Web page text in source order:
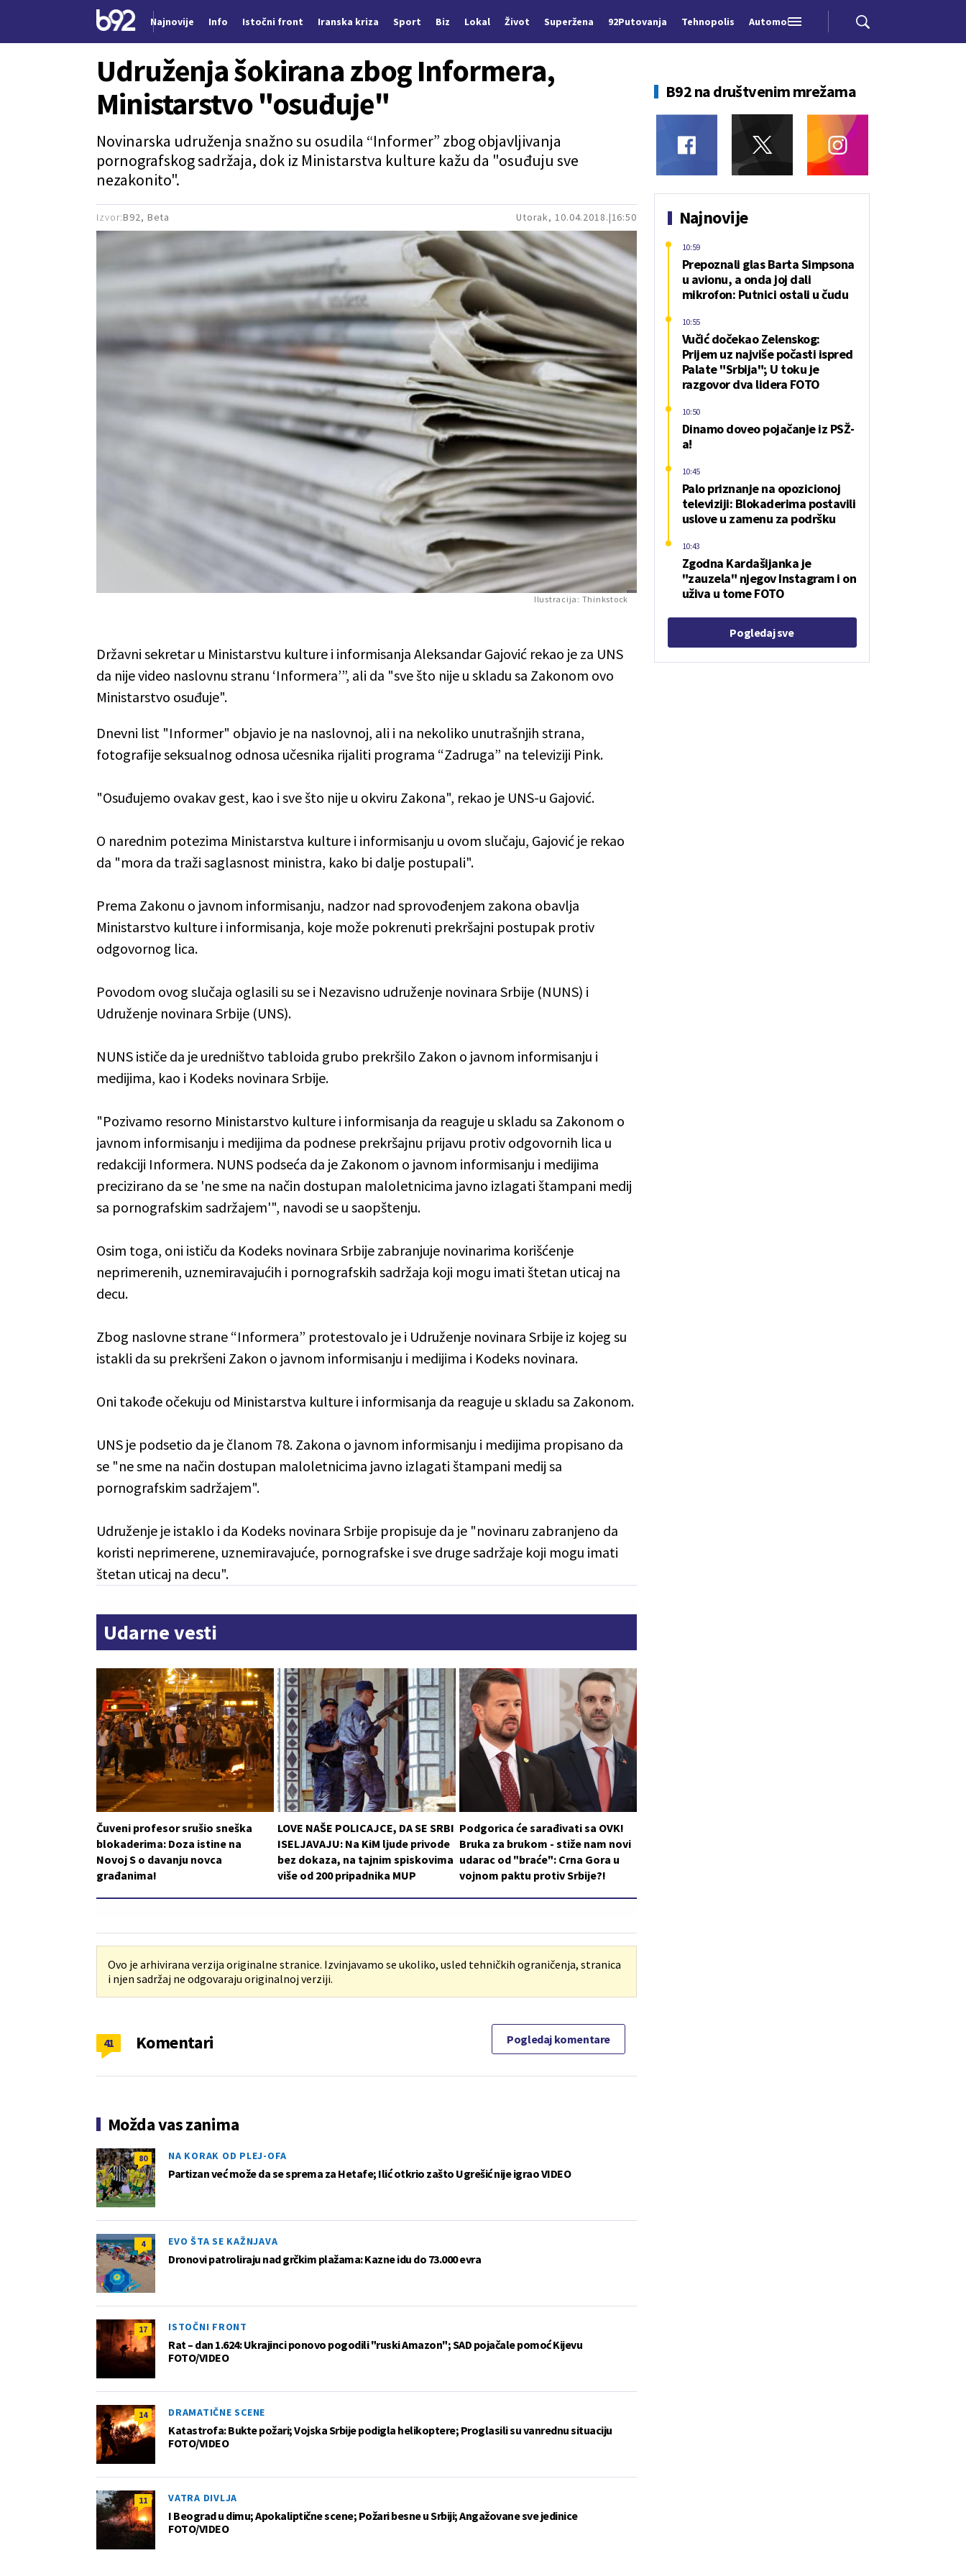
Najnovije Info Istočni front Iranska kriza Sport Biz Lokal Život Superžena 92Putovanja Tehnopolis Automobili
Utorak, 10.04.2018. 16:50
Udruženja šokirana zbog Informera,
Ministarstvo "osuđuje"
Novinarska udruženja snažno su osudila “Informer” zbog objavljivanja
pornografskog sadržaja, dok iz Ministarstva kulture kažu da "osuđuju sve
nezakonito".
Izvor:B92, Beta
Ilustracija: Thinkstock
Državni sekretar u Ministarstvu kulture i informisanja Aleksandar Gajović rekao je za UNS
da nije video naslovnu stranu ‘Informera’”, ali da "sve što nije u skladu sa Zakonom ovo
Ministarstvo osuđuje".
Dnevni list "Informer" objavio je na naslovnoj, ali i na nekoliko unutrašnjih strana,
fotografije seksualnog odnosa učesnika rijaliti programa “Zadruga” na televiziji Pink.
"Osuđujemo ovakav gest, kao i sve što nije u okviru Zakona", rekao je UNS-u Gajović.
O narednim potezima Ministarstva kulture i informisanju u ovom slučaju, Gajović je rekao
da "mora da traži saglasnost ministra, kako bi dalje postupali".
Prema Zakonu o javnom informisanju, nadzor nad sprovođenjem zakona obavlja
Ministarstvo kulture i informisanja, koje može pokrenuti prekršajni postupak protiv
odgovornog lica.
Povodom ovog slučaja oglasili su se i Nezavisno udruženje novinara Srbije (NUNS) i
Udruženje novinara Srbije (UNS).
NUNS ističe da je uredništvo tabloida grubo prekršilo Zakon o javnom informisanju i
medijima, kao i Kodeks novinara Srbije.
"Pozivamo resorno Ministarstvo kulture i informisanja da reaguje u skladu sa Zakonom o
javnom informisanju i medijima da podnese prekršajnu prijavu protiv odgovornih lica u
redakciji Informera. NUNS podseća da je Zakonom o javnom informisanju i medijima
precizirano da se 'ne sme na način dostupan maloletnicima javno izlagati štampani medij
sa pornografskim sadržajem'", navodi se u saopštenju.
Osim toga, oni ističu da Kodeks novinara Srbije zabranjuje novinarima korišćenje
neprimerenih, uznemiravajućih i pornografskih sadržaja koji mogu imati štetan uticaj na
decu.
Zbog naslovne strane “Informera” protestovalo je i Udruženje novinara Srbije iz kojeg su
istakli da su prekršeni Zakon o javnom informisanju i medijima i Kodeks novinara.
Oni takođe očekuju od Ministarstva kulture i informisanja da reaguje u skladu sa Zakonom.
UNS je podsetio da je članom 78. Zakona o javnom informisanju i medijima propisano da
se "ne sme na način dostupan maloletnicima javno izlagati štampani medij sa
pornografskim sadržajem".
Udruženje je istaklo i da Kodeks novinara Srbije propisuje da je "novinaru zabranjeno da
koristi neprimerene, uznemiravajuće, pornografske i sve druge sadržaje koji mogu imati
štetan uticaj na decu".
Udarne vesti
Čuveni profesor srušio sneška
blokaderima: Doza istine na
Novoj S o davanju novca
građanima!
LOVE NAŠE POLICAJCE, DA SE SRBI
ISELJAVAJU: Na KiM ljude privode
bez dokaza, na tajnim spiskovima
više od 200 pripadnika MUP
Podgorica će sarađivati sa OVK!
Bruka za brukom - stiže nam novi
udarac od "braće": Crna Gora u
vojnom paktu protiv Srbije?!
Ovo je arhivirana verzija originalne stranice. Izvinjavamo se ukoliko, usled tehničkih ograničenja, stranica
i njen sadržaj ne odgovaraju originalnoj verziji.
Komentari
41 Pogledaj komentare
Možda vas zanima
80 NA KORAK OD PLEJ-OFA
Partizan već može da se sprema za Hetafe; Ilić otkrio zašto Ugrešić nije igrao VIDEO
4 EVO ŠTA SE KAŽNJAVA
Dronovi patroliraju nad grčkim plažama: Kazne idu do 73.000 evra
17 ISTOČNI FRONT
Rat – dan 1.624: Ukrajinci ponovo pogodili "ruski Amazon"; SAD pojačale pomoć Kijevu
FOTO/VIDEO
14 DRAMATIČNE SCENE
Katastrofa: Bukte požari; Vojska Srbije podigla helikoptere; Proglasili su vanrednu situaciju
FOTO/VIDEO
11 VATRA DIVLJA
I Beograd u dimu; Apokaliptične scene; Požari besne u Srbiji; Angažovane sve jedinice
FOTO/VIDEO
B92 na društvenim mrežama
Najnovije
Prepoznali glas Barta Simpsona
u avionu, a onda joj dali
mikrofon: Putnici ostali u čudu
10:59
Vučić dočekao Zelenskog:
Prijem uz najviše počasti ispred
Palate "Srbija"; U toku je
razgovor dva lidera FOTO
10:55
Dinamo doveo pojačanje iz PSŽ-
a!
10:50
Palo priznanje na opozicionoj
televiziji: Blokaderima postavili
uslove u zamenu za podršku
10:45
Zgodna Kardašijanka je
"zauzela" njegov Instagram i on
uživa u tome FOTO
10:43
Pogledaj sve